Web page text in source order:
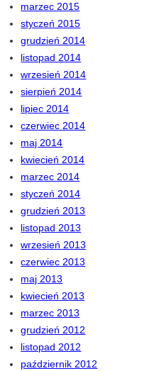
marzec 2015
styczeń 2015
grudzień 2014
listopad 2014
wrzesień 2014
sierpień 2014
lipiec 2014
czerwiec 2014
maj 2014
kwiecień 2014
marzec 2014
styczeń 2014
grudzień 2013
listopad 2013
wrzesień 2013
czerwiec 2013
maj 2013
kwiecień 2013
marzec 2013
grudzień 2012
listopad 2012
październik 2012